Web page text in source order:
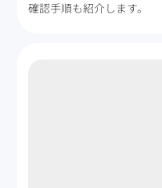
確認手順も紹介します。